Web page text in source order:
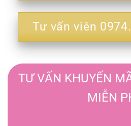
Tư vấn viên
TƯ VẤN KHUYẾN
MIỄN